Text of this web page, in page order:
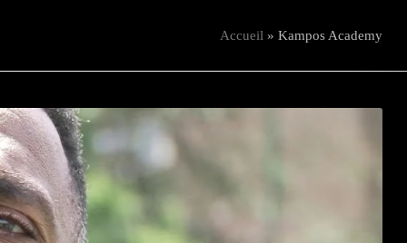
Accueil »Kampos Academy